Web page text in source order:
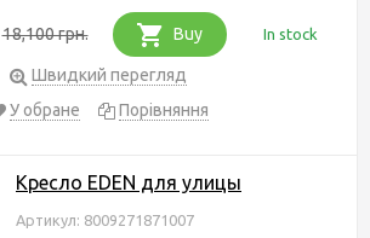
18,100 грн. Buy In stock
Швидкий перегляд
У обране
Порівняння
Кресло EDEN для улицы
Артикул: 8009271871007